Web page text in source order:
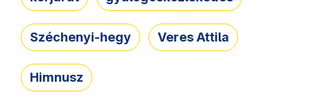
Széchenyi-hegy Veres Attila
Himnusz